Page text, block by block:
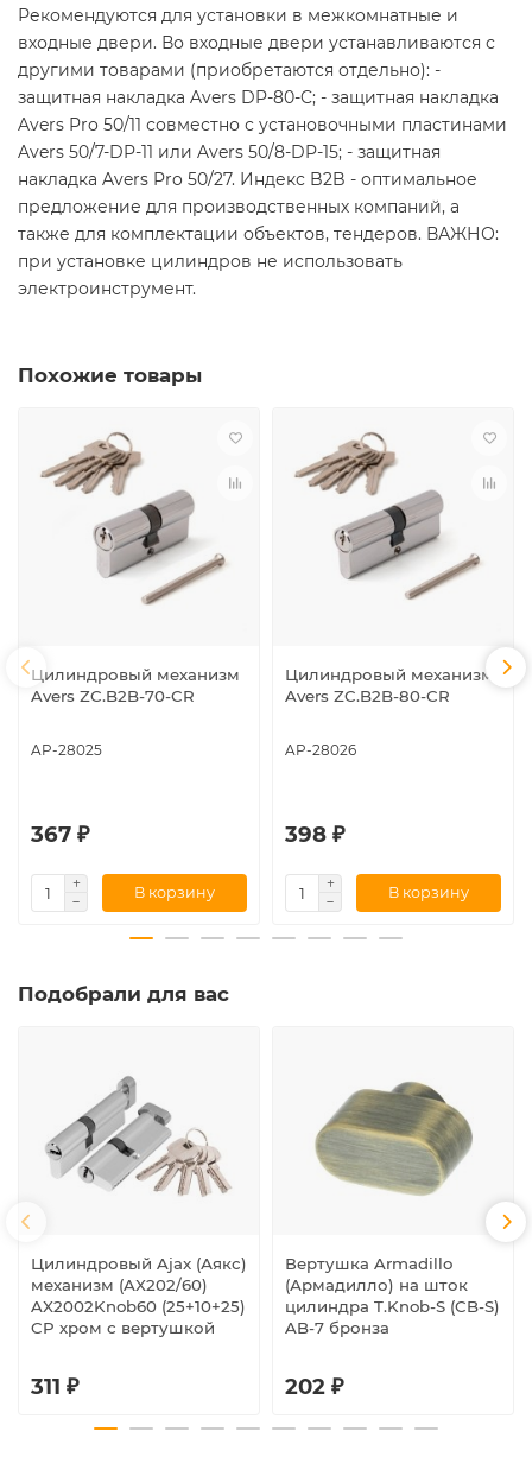
Рекомендуются для установки в межкомнатные и
входные двери. Во входные двери устанавливаются с
другими товарами (приобретаются отдельно): -
защитная накладка Avers DP-80-C; - защитная накладка
Avers Pro 50/11 совместно с установочными пластинами
Avers 50/7-DP-11 или Avers 50/8-DP-15; - защитная
накладка Avers Pro 50/27. Индекс B2B - оптимальное
предложение для производственных компаний, а
также для комплектации объектов, тендеров. ВАЖНО:
при установке цилиндров не использовать
электроинструмент.
Похожие товары
Цилиндровый механизм
Avers ZC.B2B-70-CR
AP-28025
367 ₽
В корзину
Цилиндровый механизм
Avers ZC.B2B-80-CR
AP-28026
398 ₽
В корзину
Подобрали для вас
Цилиндровый Ajax (Аякс)
механизм (AX202/60)
AX2002Knob60 (25+10+25)
CP хром с вертушкой
311 ₽
Вертушка Armadillo
(Армадилло) на шток
цилиндра T.Knob-S (CB-S)
AB-7 бронза
202 ₽